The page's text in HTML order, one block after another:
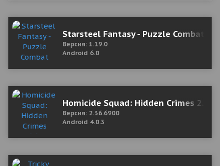
Starsteel Fantasy - Puzzle Combat
Версия: 1.19.0
Android 6.0
Homicide Squad: Hidden Crimes
Версия: 2.36.6900
Android 4.0.3